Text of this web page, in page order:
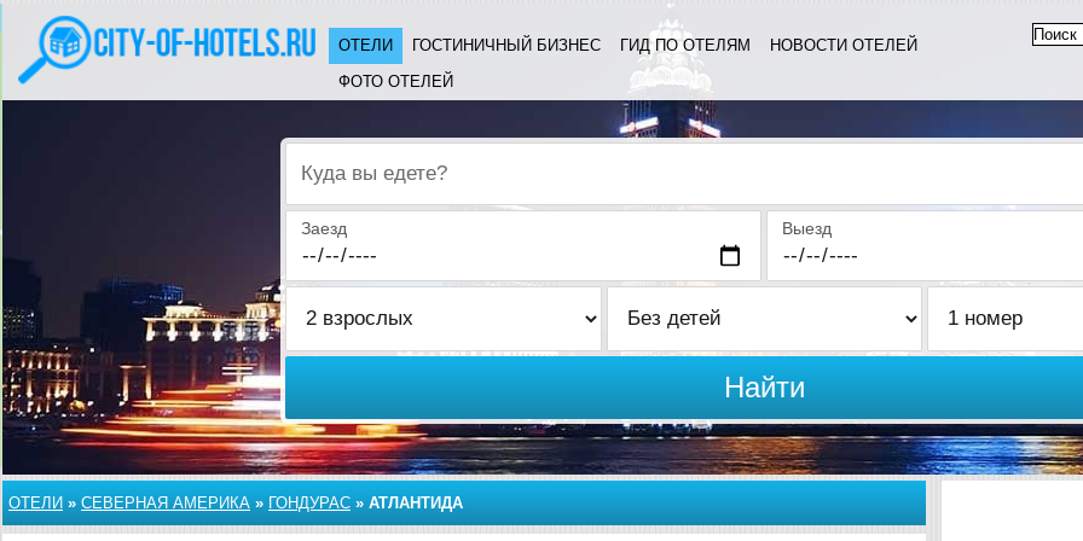
ОТЕЛИ ГОСТИНИЧНЫЙ БИЗНЕС ГИД ПО ОТЕЛЯМ
НОВОСТИ ОТЕЛЕЙ
ФОТО ОТЕЛЕЙ
Куда вы едете?
Заезд Выезд
Найти
ОТЕЛИ » СЕВЕРНАЯ АМЕРИКА » ГОНДУРАС » АТЛАНТИДА